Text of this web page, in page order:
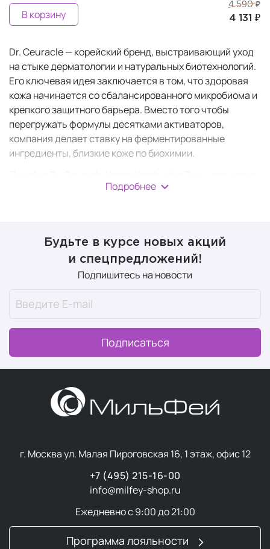
4 590 ₽
4 131 ₽
В корзину
Dr. Ceuracle — корейский бренд, выстраивающий уход
на стыке дерматологии и натуральных биотехнологий.
Его ключевая идея заключается в том, что здоровая
кожа начинается со сбалансированного микробиома и
крепкого защитного барьера. Вместо того чтобы
перегружать формулы десятками активаторов,
компания делает ставку на ферментированные
ингредиенты, близкие коже по биохимии.
веганской космецевтики, направленная на детокс,
эффект и восстановление тонуса.
Основным компонентом является комплекс Vegan Tea
Complex™ (78-79%), который включает экстракт
ферментированного черного чая (комбучи) и гидролат
зеленого чая вместо воды.
Регулярное применение этих средств дает результат,
который в K-Beauty описывают как эффект
Ключевая технология
вокруг трех компонентов — экстракта
ферментированного черного чая (комбучи), экстракта
зеленого чая и масла семян подсолнечника.
Такой состав не случаен и решает сразу несколько
Комбуча
Подробнее
Будьте в курсе новых акций
и спецпредложений!
Подпишитесь на новости
Подписаться
г. Москва ул. Малая Пироговская 16, 1 этаж, офис 12
+7 (495) 215-16-00
info@milfey-shop.ru
Ежедневно с 9:00 до 21:00
Программа лояльности